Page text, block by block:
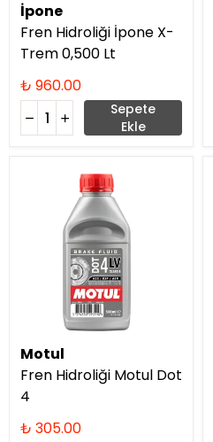
İpone
Fren Hidroliği İpone X-
Trem 0,500 Lt
₺ 960.00
Sepete
Ekle
Motul
Fren Hidroliği Motul Dot
4
₺ 305.00